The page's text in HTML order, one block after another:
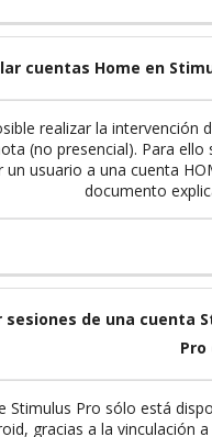
cuentas Home en
realizar la intervención
(no presencial). Para ello
un usuario a una cuenta
documento
sesiones de una cuenta
Pro
Stimulus Pro sólo está
gracias a la vinculación